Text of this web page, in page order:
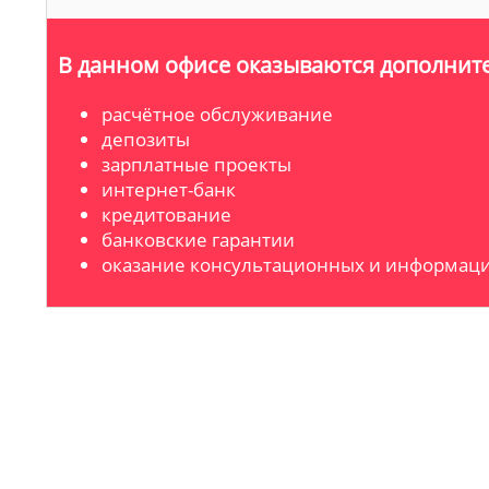
В данном офисе оказываются
расчётное обслуживание
депозиты
зарплатные проекты
интернет-банк
кредитование
банковские гарантии
оказание консультационных и